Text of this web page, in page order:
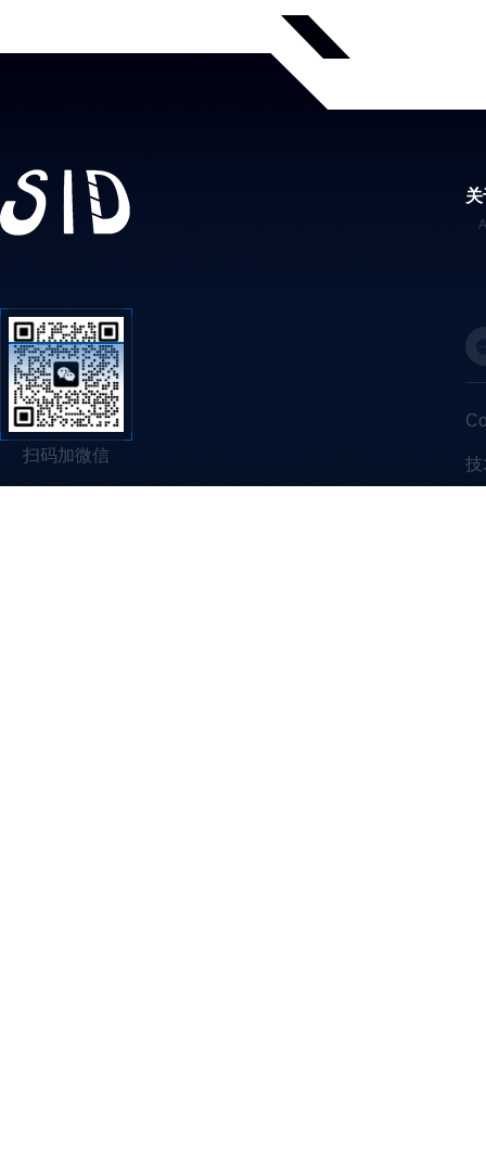
扫码加微信 技